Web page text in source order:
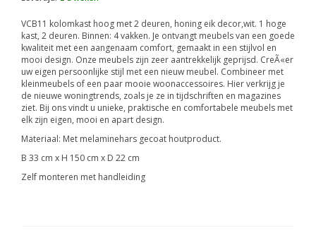
VCB11 kolomkast hoog met 2 deuren, honing eik decor,wit. 1 hoge
kast, 2 deuren. Binnen: 4 vakken. Je ontvangt meubels van een goede
kwaliteit met een aangenaam comfort, gemaakt in een stijlvol en
mooi design. Onze meubels zijn zeer aantrekkelijk geprijsd. CreÃ«er
uw eigen persoonlijke stijl met een nieuw meubel. Combineer met
kleinmeubels of een paar mooie woonaccessoires. Hier verkrijg je
de nieuwe woningtrends, zoals je ze in tijdschriften en magazines
ziet. Bij ons vindt u unieke, praktische en comfortabele meubels met
elk zijn eigen, mooi en apart design.
Materiaal: Met melaminehars gecoat houtproduct.
B 33 cm x H 150 cm x D 22 cm
Zelf monteren met handleiding